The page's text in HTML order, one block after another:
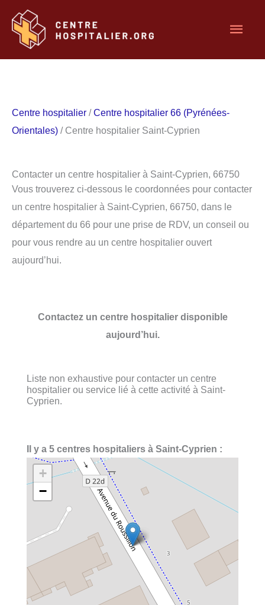
contenu
Centre hospitalier /Centre hospitalier 66 (Pyrénées-
Orientales) / Centre hospitalier Saint-Cyprien
Contacter un centre hospitalier à Saint-Cyprien, 66750
Vous trouverez ci-dessous le coordonnées pour contacter
un centre hospitalier à Saint-Cyprien, 66750, dans le
département du 66 pour une prise de RDV, un conseil ou
pour vous rendre au un centre hospitalier ouvert
aujourd’hui.
Contactez un centre hospitalier disponible
aujourd’hui.
Liste non exhaustive pour contacter un centre
hospitalier ou service lié à cette activité à Saint-
Cyprien.
Il y a 5 centres hospitaliers à Saint-Cyprien :
+
−